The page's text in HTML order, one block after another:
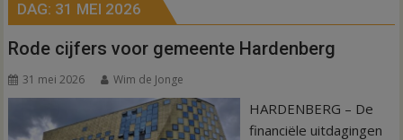
DAG: 31 MEI 2026
Rode cijfers voor gemeente Hardenberg
31 mei 2026 Wim de Jonge
HARDENBERG – De
financiële uitdagingen